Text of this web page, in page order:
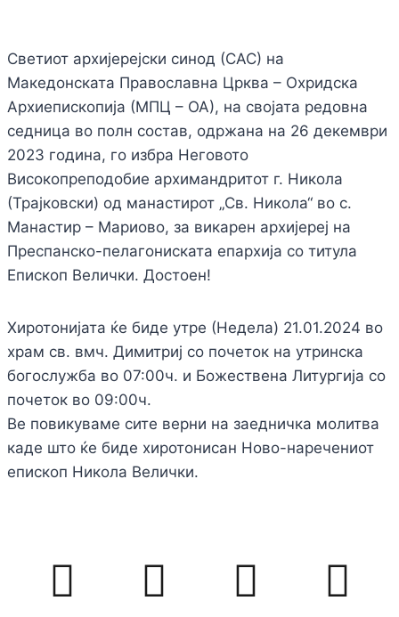
Светиот архијерејски синод (САС) на
Македонската Православна Црква – Охридска
Архиепископија (МПЦ – ОА), на својата редовна
седница во полн состав, одржана на 26 декември
2023 година, го избра Неговото
Високопреподобие архимандритот г. Никола
(Трајковски) од манастирот „Св. Никола“ во с.
Манастир – Мариово, за викарен архијереј на
Преспанско-пелагониската епархија со титула
Епископ Велички. Достоен!
Хиротонијата ќе биде утре (Недела) 21.01.2024 во
храм св. вмч. Димитриј со почеток на утринска
богослужба во 07:00ч. и Божествена Литургија со
почеток во 09:00ч.
Ве повикуваме сите верни на заедничка молитва
каде што ќе биде хиротонисан Ново-наречениот
епископ Никола Велички.